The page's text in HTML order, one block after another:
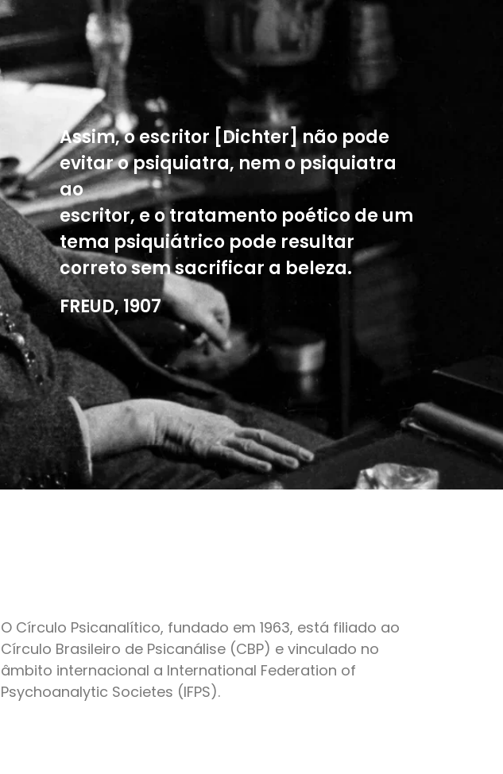
Assim, o escritor [Dichter] não pode
evitar o psiquiatra, nem o psiquiatra
ao
escritor, e o tratamento poético de um
tema psiquiátrico pode resultar
correto sem sacrificar a beleza.
FREUD, 1907
O Círculo Psicanalítico, fundado em 1963, está filiado ao
Círculo Brasileiro de Psicanálise (CBP) e vinculado no
âmbito internacional a International Federation of
Psychoanalytic Societes (IFPS).